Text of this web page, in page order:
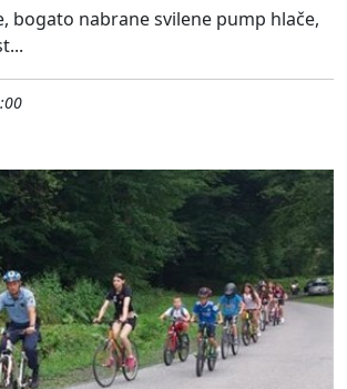
bogato nabrane svilene pump hlače,